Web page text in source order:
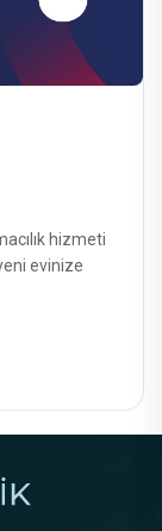
hizmeti
evinize